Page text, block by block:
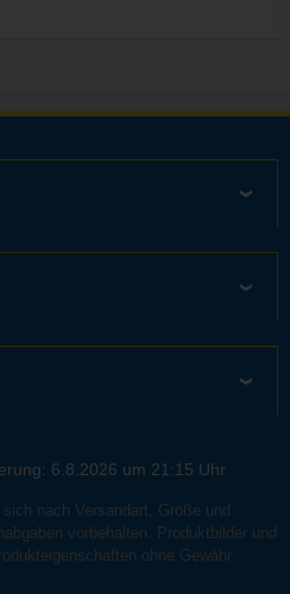
6.8.2026 um 21:15 Uhr
nach Versandart, Größe und
vorbehalten. Produktbilder und
ohne Gewähr.